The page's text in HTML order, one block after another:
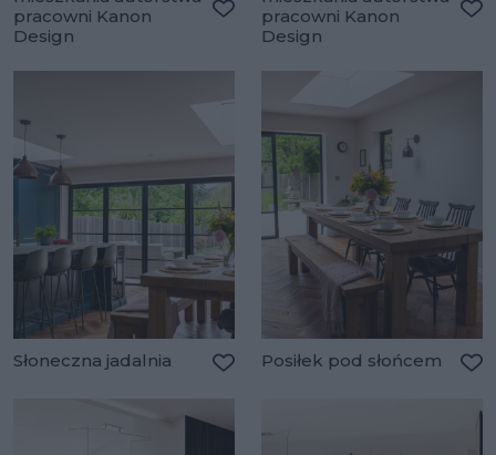
pracowni Kanon
Design
Dodaj do ulubionych
pracowni Kanon
Design
Słoneczna jadalnia Posiłek pod słońcem